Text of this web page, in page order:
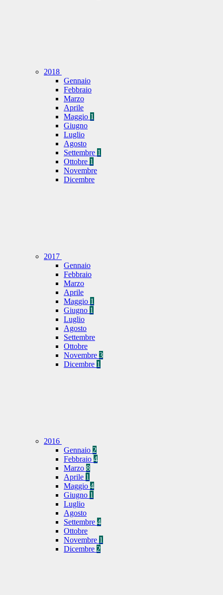
2018
Gennaio
Febbraio
Marzo
Aprile
Maggio 1
Giugno
Luglio
Agosto
Settembre 1
Ottobre 1
Novembre
Dicembre
2017
Gennaio
Febbraio
Marzo
Aprile
Maggio 1
Giugno 1
Luglio
Agosto
Settembre
Ottobre
Novembre 3
Dicembre 1
2016
Gennaio 2
Febbraio 4
Marzo 8
Aprile 1
Maggio 4
Giugno 1
Luglio
Agosto
Settembre 4
Ottobre
Novembre 1
Dicembre 2